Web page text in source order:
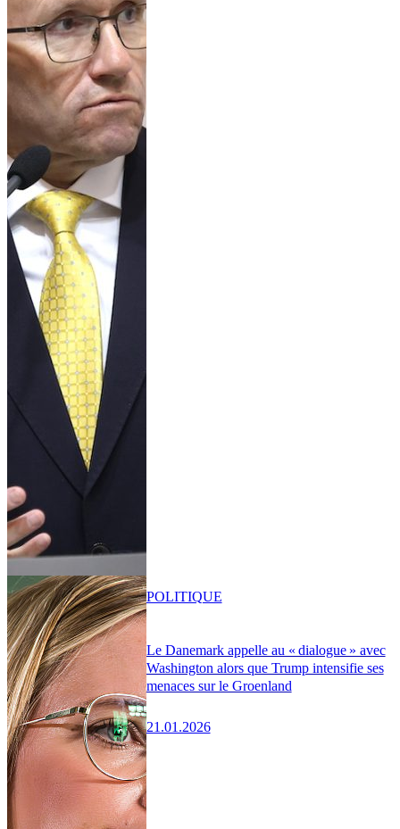
Le Danemark appelle au « dialogue » avec
Washington alors que Trump intensifie ses
menaces sur le Groenland
21.01.2026
POLITIQUE